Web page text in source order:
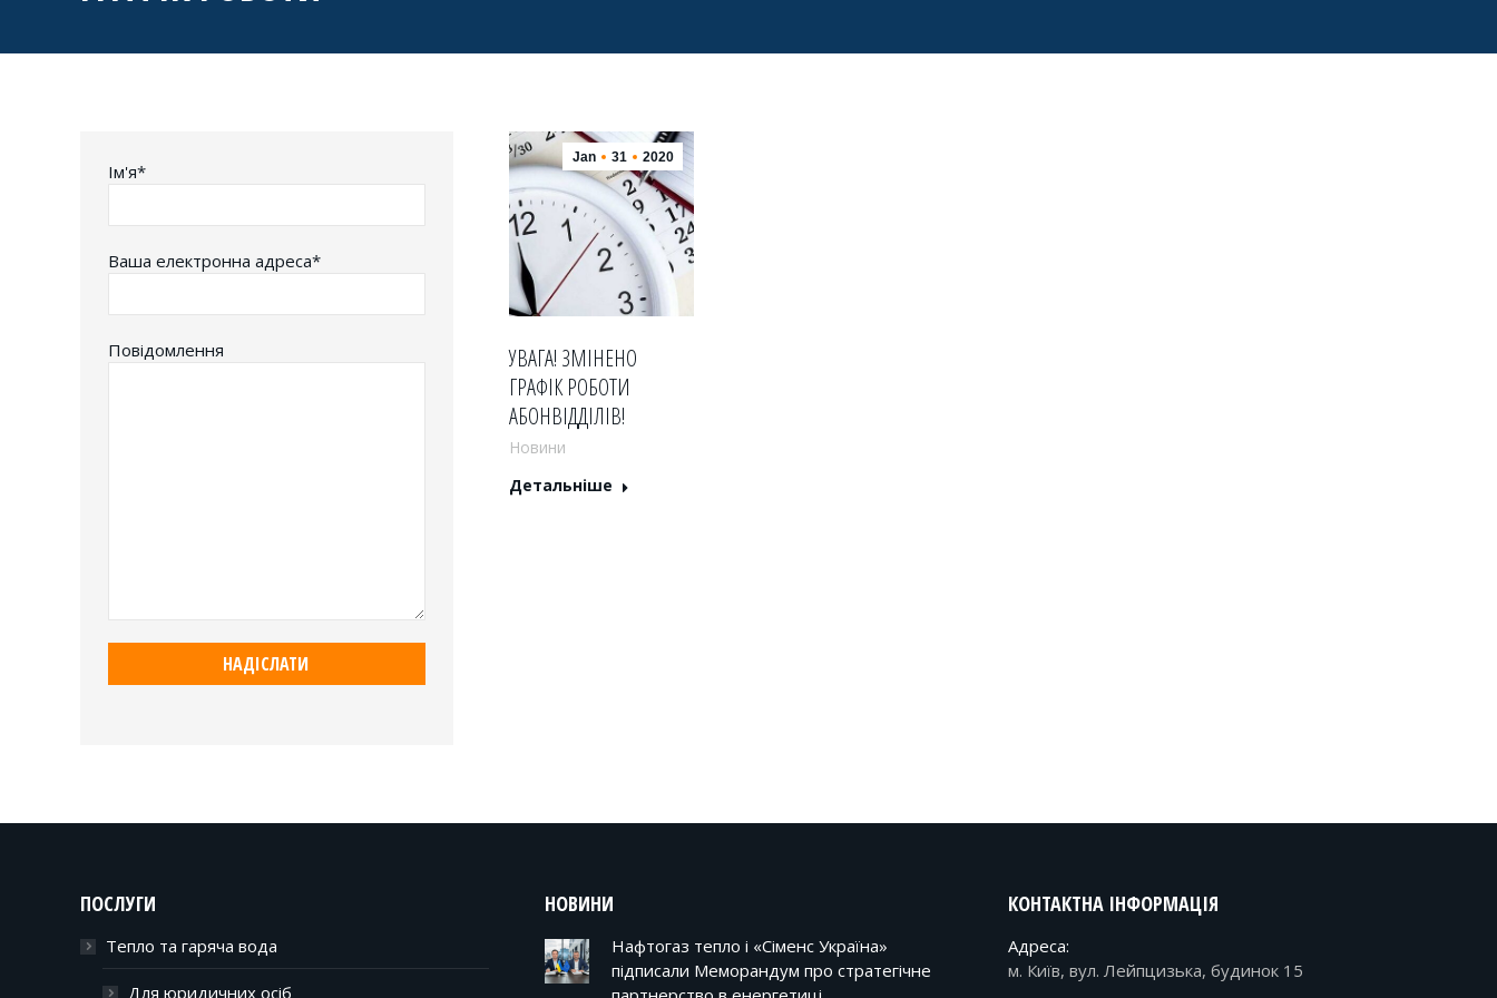
Jan 31 2020
УВАГА! ЗМІНЕНО
ГРАФІК РОБОТИ
АБОНВІДДІЛІВ!
Новини
Детальніше
Iм'я*
Ваша електронна адреса*
Повідомлення
ПОСЛУГИ
Тепло та гаряча вода
Для юридичних осіб
НОВИНИ
Нафтогаз тепло і «Сіменс Україна»
підписали Меморандум про стратегічне
КОНТАКТНА ІНФОРМАЦІЯ
Адреса:
м. Київ, вул. Лейпцизька, будинок 15